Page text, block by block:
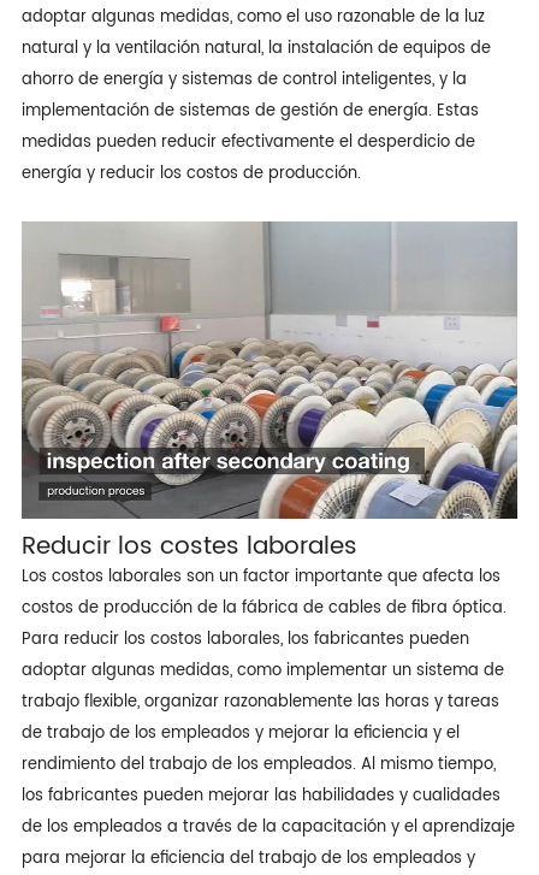
adoptar algunas medidas, como el uso razonable de la luz
natural y la ventilación natural, la instalación de equipos de
ahorro de energía y sistemas de control inteligentes, y la
implementación de sistemas de gestión de energía. Estas
medidas pueden reducir efectivamente el desperdicio de
energía y reducir los costos de producción.
Reducir los costes laborales
Los costos laborales son un factor importante que afecta los
costos de producción de la fábrica de cables de fibra óptica.
Para reducir los costos laborales, los fabricantes pueden
adoptar algunas medidas, como implementar un sistema de
trabajo flexible, organizar razonablemente las horas y tareas
de trabajo de los empleados y mejorar la eficiencia y el
rendimiento del trabajo de los empleados. Al mismo tiempo,
los fabricantes pueden mejorar las habilidades y cualidades
de los empleados a través de la capacitación y el aprendizaje
para mejorar la eficiencia del trabajo de los empleados y